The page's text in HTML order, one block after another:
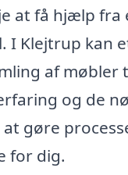
at få hjælp fra
I Klejtrup kan
af møbler
og de
gøre
for dig.